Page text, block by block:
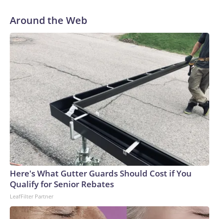
Around the Web
Here's What Gutter Guards Should Cost if You
Qualify for Senior Rebates
LeafFilter Partner